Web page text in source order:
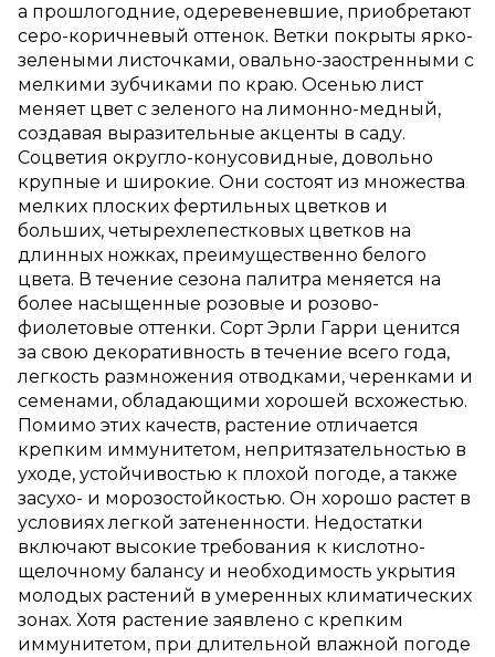
а прошлогодние, одеревеневшие, приобретают
серо-коричневый оттенок. Ветки покрыты ярко-
зелеными листочками, овально-заостренными с
мелкими зубчиками по краю. Осенью лист
меняет цвет с зеленого на лимонно-медный,
создавая выразительные акценты в саду.
Соцветия округло-конусовидные, довольно
крупные и широкие. Они состоят из множества
мелких плоских фертильных цветков и
больших, четырехлепестковых цветков на
длинных ножках, преимущественно белого
цвета. В течение сезона палитра меняется на
более насыщенные розовые и розово-
фиолетовые оттенки. Сорт Эрли Гарри ценится
за свою декоративность в течение всего года,
легкость размножения отводками, черенками и
семенами, обладающими хорошей всхожестью.
Помимо этих качеств, растение отличается
крепким иммунитетом, непритязательностью в
уходе, устойчивостью к плохой погоде, а также
засухо- и морозостойкостью. Он хорошо растет в
условиях легкой затененности. Недостатки
включают высокие требования к кислотно-
щелочному балансу и необходимость укрытия
молодых растений в умеренных климатических
зонах. Хотя растение заявлено с крепким
иммунитетом, при длительной влажной погоде